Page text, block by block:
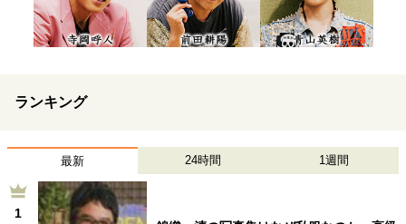
ランキング
最新 24時間 1週間
1